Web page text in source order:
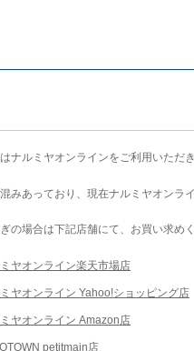
ナルミヤオンラインをご利用いただ
みあっており、現在ナルミヤオンラ
の場合は下記店舗にて、お買い求めく
ヤオンライン楽天市場店
ヤオンライン Yahoo!ショッピング店
ヤオンライン Amazon店
petitmain店